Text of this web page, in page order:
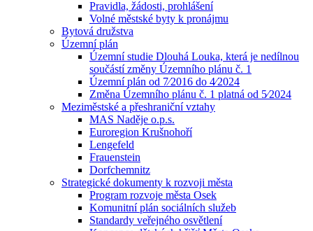
Pravidla, žádosti, prohlášení
Volné městské byty k pronájmu
Bytová družstva
Územní plán
Územní studie Dlouhá Louka, která je nedílnou
součástí změny Územního plánu č. 1
Územní plán od 7⁄2016 do 4⁄2024
Změna Územního plánu č. 1 platná od 5⁄2024
Meziměstské a přeshraniční vztahy
MAS Naděje o.p.s.
Euroregion Krušnohoří
Lengefeld
Frauenstein
Dorfchemnitz
Strategické dokumenty k rozvoji města
Program rozvoje města Osek
Komunitní plán sociálních služeb
Standardy veřejného osvětlení